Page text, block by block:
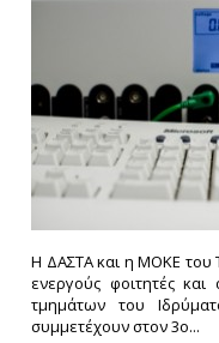
Η ΔΑΣΤΑ και η ΜΟΚΕ του
ενεργούς φοιτητές
τμημάτων του
συμμετέχουν στον 3ο...